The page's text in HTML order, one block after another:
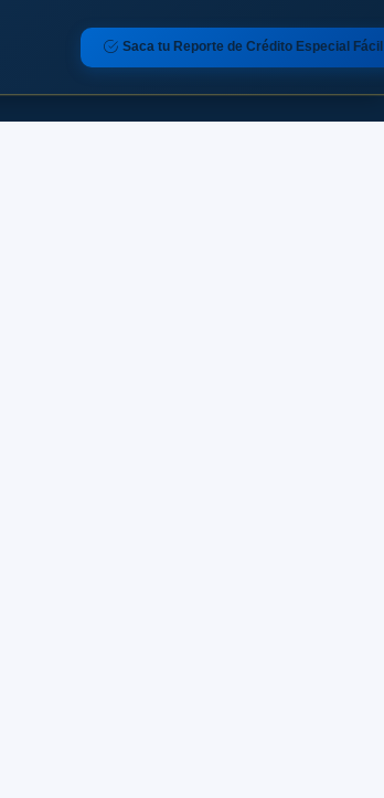
Saca tu Reporte de Crédito Especial Fácil